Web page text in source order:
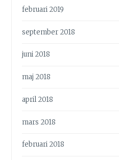
februari 2019
september 2018
juni 2018
maj 2018
april 2018
mars 2018
februari 2018